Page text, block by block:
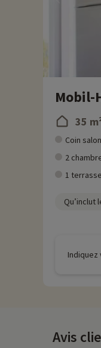
Mobil-
35
Coin salon
2
1
Qu’inclut
Avis